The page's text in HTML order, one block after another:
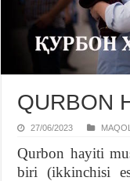
QURBON
27/06/2023
Qurbon hayiti
biri (ikkinchisi